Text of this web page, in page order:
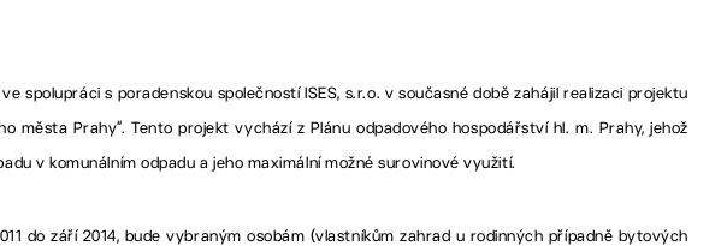
spolupráci s poradenskou společností ISES, s.r.o. v současné době zahájil realizaci projektu
města Prahy“. Tento projekt vychází z Plánu odpadového hospodářství hl. m. Prahy, jehož
v komunálním odpadu a jeho maximální možné surovinové využití.
do září 2014, bude vybraným osobám (vlastníkům zahrad u rodinných případně bytových